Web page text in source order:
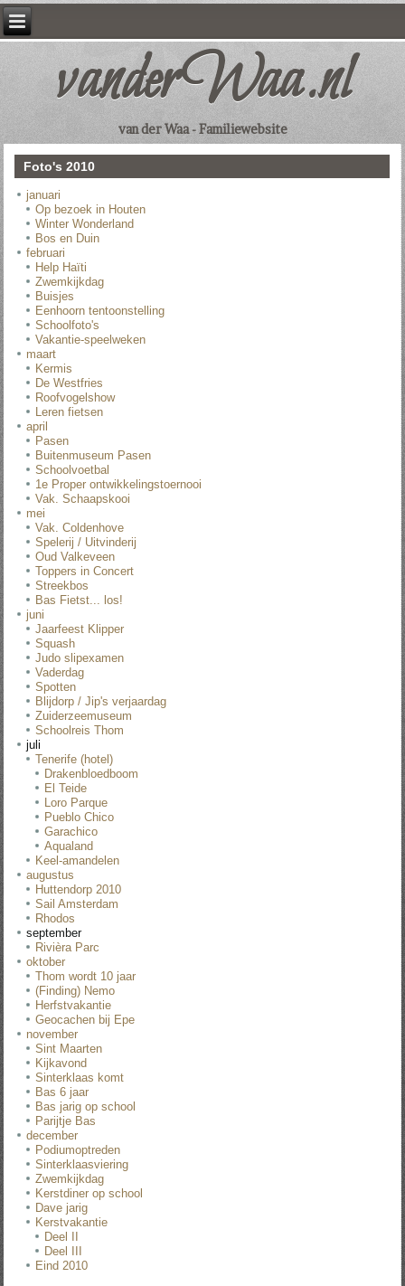
vanderWaa.nl
van der Waa - Familiewebsite
Foto's 2010
januari
Op bezoek in Houten
Winter Wonderland
Bos en Duin
februari
Help Haïti
Zwemkijkdag
Buisjes
Eenhoorn tentoonstelling
Schoolfoto's
Vakantie-speelweken
maart
Kermis
De Westfries
Roofvogelshow
Leren fietsen
april
Pasen
Buitenmuseum Pasen
Schoolvoetbal
1e Proper ontwikkelingstoernooi
Vak. Schaapskooi
mei
Vak. Coldenhove
Spelerij / Uitvinderij
Oud Valkeveen
Toppers in Concert
Streekbos
Bas Fietst... los!
juni
Jaarfeest Klipper
Squash
Judo slipexamen
Vaderdag
Spotten
Blijdorp / Jip's verjaardag
Zuiderzeemuseum
Schoolreis Thom
juli
Tenerife (hotel)
Drakenbloedboom
El Teide
Loro Parque
Pueblo Chico
Garachico
Aqualand
Keel-amandelen
augustus
Huttendorp 2010
Sail Amsterdam
Rhodos
september
Rivièra Parc
oktober
Thom wordt 10 jaar
(Finding) Nemo
Herfstvakantie
Geocachen bij Epe
november
Sint Maarten
Kijkavond
Sinterklaas komt
Bas 6 jaar
Bas jarig op school
Parijtje Bas
december
Podiumoptreden
Sinterklaasviering
Zwemkijkdag
Kerstdiner op school
Dave jarig
Kerstvakantie
Deel II
Deel III
Eind 2010